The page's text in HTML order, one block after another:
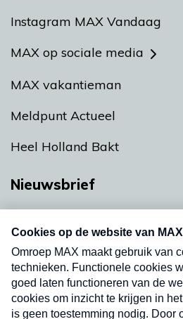
Instagram MAX Vandaag
MAX op sociale media
MAX vakantieman
Meldpunt Actueel
Heel Holland Bakt
Nieuwsbrief
nieuwsbrief. Elke vrijdag- en
uw mailbox.